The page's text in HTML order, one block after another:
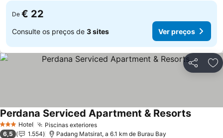
De € 22
Consulte os preços de 3 sites Ver preços
Partilhar
3 EstrelasHotel Piscinas exterioresVer preços
Perdana Serviced Apartment & ResortsVer
6,5 1.554 Padang Matsirat, a 6.1 km de Burau Bay